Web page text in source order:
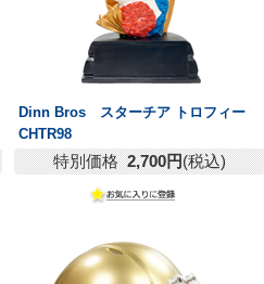
Dinn Bros スターチア トロフィー
CHTR98
特別価格 2,700円(税込)